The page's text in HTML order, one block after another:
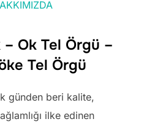
– Ok Tel Örgü –
Tel Örgü
günden beri kalite,
ilke edinen